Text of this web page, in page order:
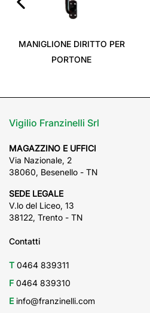
MANIGLIONE DIRITTO PER
PORTONE
Vigilio Franzinelli Srl
MAGAZZINO E UFFICI
Via Nazionale, 2
38060, Besenello - TN
SEDE LEGALE
V.lo del Liceo, 13
38122, Trento - TN
Contatti
T 0464 839311
F 0464 839310
E info@franzinelli.com